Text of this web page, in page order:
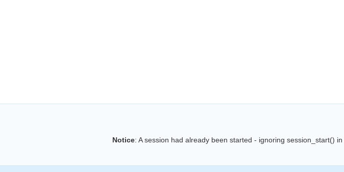
Notice: A session had already been started - ignoring session_start() in